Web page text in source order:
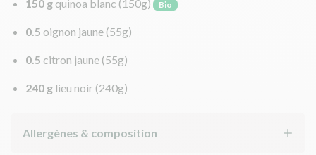
150 g quinoa blanc (150g) Bio
0.5 oignon jaune (55g)
0.5 citron jaune (55g)
240 g lieu noir (240g)
Allergènes & composition